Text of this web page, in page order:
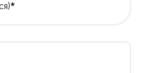
*